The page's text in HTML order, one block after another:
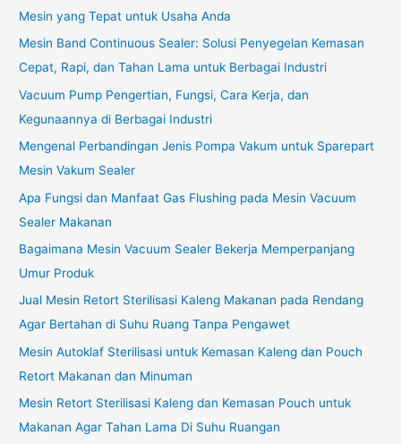
Mesin yang Tepat untuk Usaha Anda
Mesin Band Continuous Sealer: Solusi Penyegelan Kemasan
Cepat, Rapi, dan Tahan Lama untuk Berbagai Industri
Vacuum Pump Pengertian, Fungsi, Cara Kerja, dan
Kegunaannya di Berbagai Industri
Mengenal Perbandingan Jenis Pompa Vakum untuk Sparepart
Mesin Vakum Sealer
Apa Fungsi dan Manfaat Gas Flushing pada Mesin Vacuum
Sealer Makanan
Bagaimana Mesin Vacuum Sealer Bekerja Memperpanjang
Umur Produk
Jual Mesin Retort Sterilisasi Kaleng Makanan pada Rendang
Agar Bertahan di Suhu Ruang Tanpa Pengawet
Mesin Autoklaf Sterilisasi untuk Kemasan Kaleng dan Pouch
Retort Makanan dan Minuman
Mesin Retort Sterilisasi Kaleng dan Kemasan Pouch untuk
Makanan Agar Tahan Lama Di Suhu Ruangan